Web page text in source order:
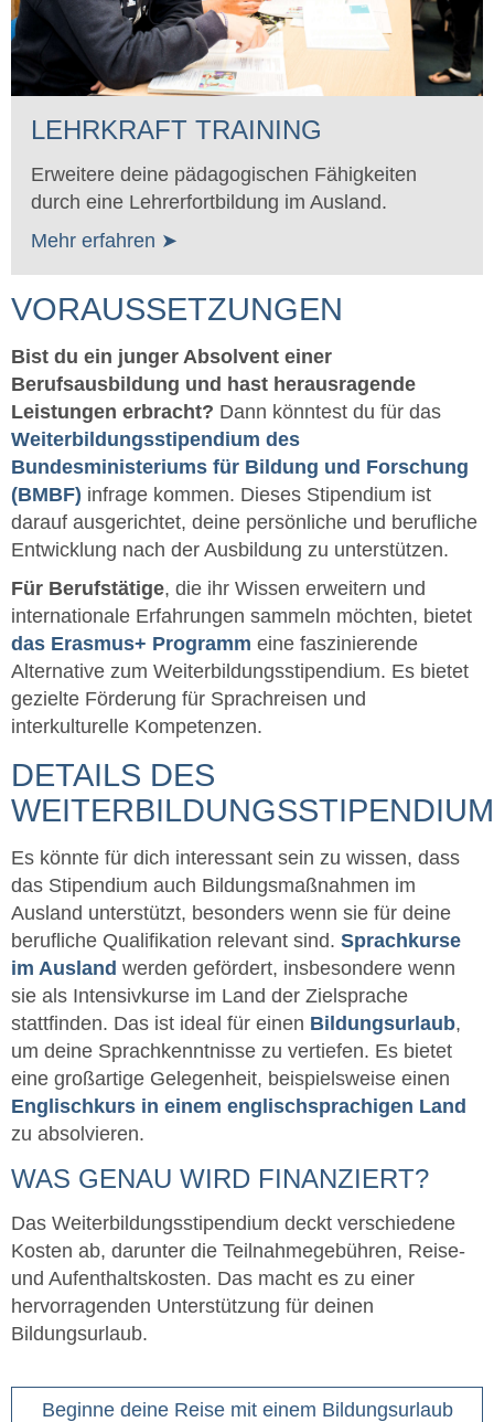
LEHRKRAFT TRAINING
Erweitere deine pädagogischen Fähigkeiten
durch eine Lehrerfortbildung im Ausland.
Mehr erfahren ➤
VORAUSSETZUNGEN
Bist du ein junger Absolvent einer
Berufsausbildung und hast herausragende
Leistungen erbracht? Dann könntest du für das
Weiterbildungsstipendium des
Bundesministeriums für Bildung und Forschung
(BMBF) infrage kommen. Dieses Stipendium ist
darauf ausgerichtet, deine persönliche und berufliche
Entwicklung nach der Ausbildung zu unterstützen.
Für Berufstätige, die ihr Wissen erweitern und
internationale Erfahrungen sammeln möchten, bietet
das Erasmus+ Programm eine faszinierende
Alternative zum Weiterbildungsstipendium. Es bietet
gezielte Förderung für Sprachreisen und
interkulturelle Kompetenzen.
DETAILS DES
Es könnte für dich interessant sein zu wissen, dass
das Stipendium auch Bildungsmaßnahmen im
Ausland unterstützt, besonders wenn sie für deine
berufliche Qualifikation relevant sind. Sprachkurse
im Ausland werden gefördert, insbesondere wenn
sie als Intensivkurse im Land der Zielsprache
stattfinden. Das ist ideal für einen Bildungsurlaub,
um deine Sprachkenntnisse zu vertiefen. Es bietet
eine großartige Gelegenheit, beispielsweise einen
Englischkurs in einem englischsprachigen Land
zu absolvieren.
WAS GENAU WIRD FINANZIERT?
Das Weiterbildungsstipendium deckt verschiedene
Kosten ab, darunter die Teilnahmegebühren, Reise-
und Aufenthaltskosten. Das macht es zu einer
hervorragenden Unterstützung für deinen
Bildungsurlaub.
Beginne deine Reise mit einem Bildungsurlaub